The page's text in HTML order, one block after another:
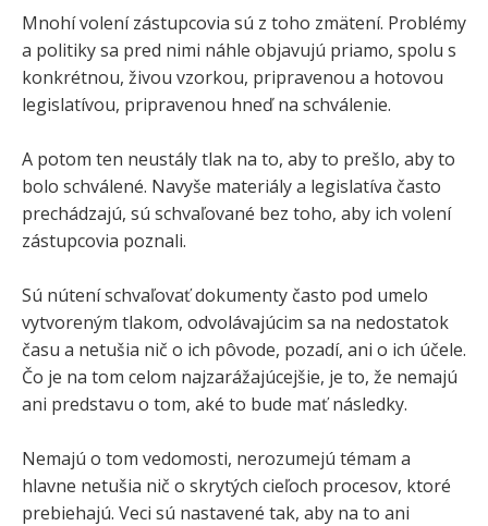
Mnohí volení zástupcovia sú z toho zmätení. Problémy
a politiky sa pred nimi náhle objavujú priamo, spolu s
konkrétnou, živou vzorkou, pripravenou a hotovou
legislatívou, pripravenou hneď na schválenie.
A potom ten neustály tlak na to, aby to prešlo, aby to
bolo schválené. Navyše materiály a legislatíva často
prechádzajú, sú schvaľované bez toho, aby ich volení
zástupcovia poznali.
Sú nútení schvaľovať dokumenty často pod umelo
vytvoreným tlakom, odvolávajúcim sa na nedostatok
času a netušia nič o ich pôvode, pozadí, ani o ich účele.
Čo je na tom celom najzarážajúcejšie, je to, že nemajú
ani predstavu o tom, aké to bude mať následky.
Nemajú o tom vedomosti, nerozumejú témam a
hlavne netušia nič o skrytých cieľoch procesov, ktoré
prebiehajú. Veci sú nastavené tak, aby na to ani